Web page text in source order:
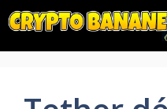
Aller
au
contenu